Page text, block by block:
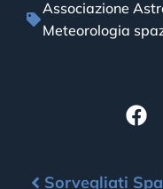
Associazione
Meteorologia